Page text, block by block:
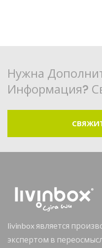
Нужна
Информация?
livinbox является
экспертом в